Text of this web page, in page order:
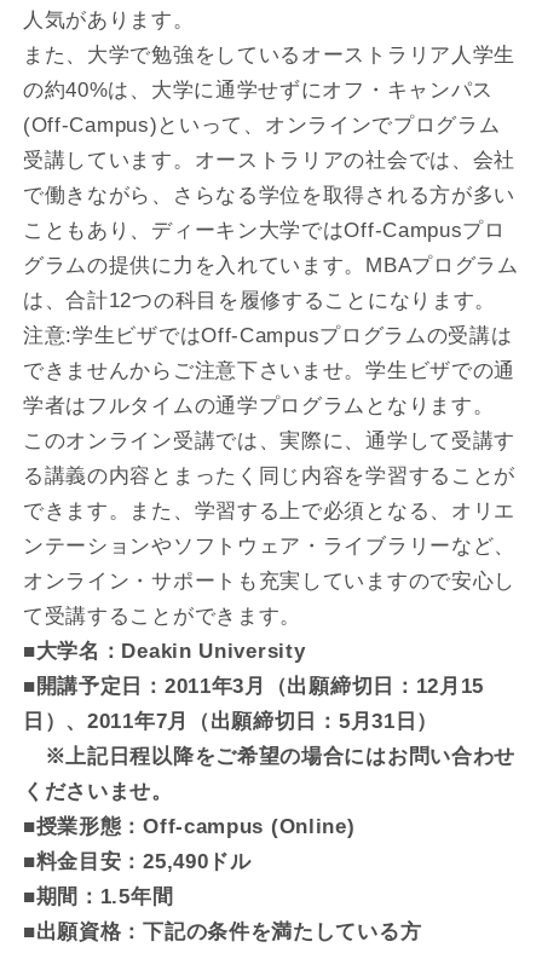
人気があります。
また、大学で勉強をしているオーストラリア人学生
の約40%は、大学に通学せずにオフ・キャンパス
(Off-Campus)といって、オンラインでプログラム
受講しています。オーストラリアの社会では、会社
で働きながら、さらなる学位を取得される方が多い
こともあり、ディーキン大学ではOff-Campusプロ
グラムの提供に力を入れています。MBAプログラム
は、合計12つの科目を履修することになります。
注意:学生ビザではOff-Campusプログラムの受講は
できませんからご注意下さいませ。学生ビザでの通
学者はフルタイムの通学プログラムとなります。
このオンライン受講では、実際に、通学して受講す
る講義の内容とまったく同じ内容を学習することが
できます。また、学習する上で必須となる、オリエ
ンテーションやソフトウェア・ライブラリーなど、
オンライン・サポートも充実していますので安心し
て受講することができます。
■大学名：Deakin University
■開講予定日：2011年3月（出願締切日：12月15
日）、2011年7月（出願締切日：5月31日）
※上記日程以降をご希望の場合にはお問い合わせ
くださいませ。
■授業形態：Off-campus (Online)
■料金目安：25,490ドル
■期間：1.5年間
■出願資格：下記の条件を満たしている方